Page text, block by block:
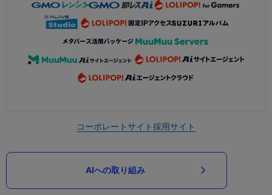
コーポレートサイト採用サイト
AIへの取り組み